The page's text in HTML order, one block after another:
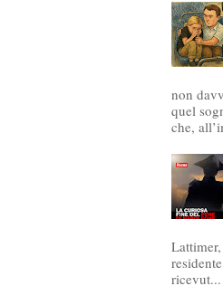
non
quel
che,
ricevut...